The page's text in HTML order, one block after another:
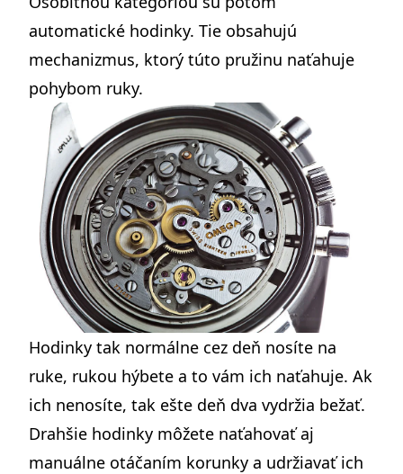
automatické hodinky. Tie obsahujú
mechanizmus, ktorý túto pružinu naťahuje
pohybom ruky.
Hodinky tak normálne cez deň nosíte na
ruke, rukou hýbete a to vám ich naťahuje. Ak
ich nenosíte, tak ešte deň dva vydržia bežať.
Drahšie hodinky môžete naťahovať aj
manuálne otáčaním korunky a udržiavať ich